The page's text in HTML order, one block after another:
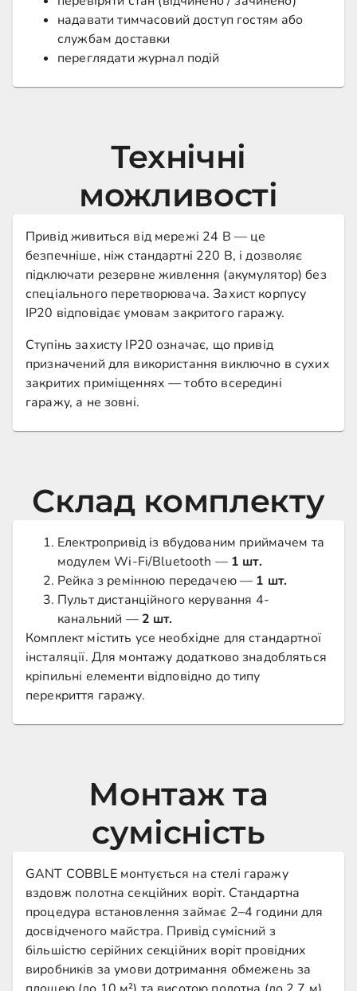
надавати тимчасовий доступ гостям або
службам доставки
переглядати журнал подій
Технічні
можливості
Привід живиться від мережі 24 В — це
безпечніше, ніж стандартні 220 В, і дозволяє
підключати резервне живлення (акумулятор) без
спеціального перетворювача. Захист корпусу
IP20 відповідає умовам закритого гаражу.
Ступінь захисту IP20 означає, що привід
призначений для використання виключно в сухих
закритих приміщеннях — тобто всередині
гаражу, а не зовні.
Склад комплекту
Електропривід із вбудованим приймачем та
модулем Wi-Fi/Bluetooth — 1 шт.
Рейка з ремінною передачею — 1 шт.
Пульт дистанційного керування 4-
канальний — 2 шт.
Комплект містить усе необхідне для стандартної
інсталяції. Для монтажу додатково знадобляться
кріпильні елементи відповідно до типу
перекриття гаражу.
Монтаж та
сумісність
GANT COBBLE монтується на стелі гаражу
вздовж полотна секційних воріт. Стандартна
процедура встановлення займає 2–4 години для
досвідченого майстра. Привід сумісний з
більшістю серійних секційних воріт провідних
виробників за умови дотримання обмежень за